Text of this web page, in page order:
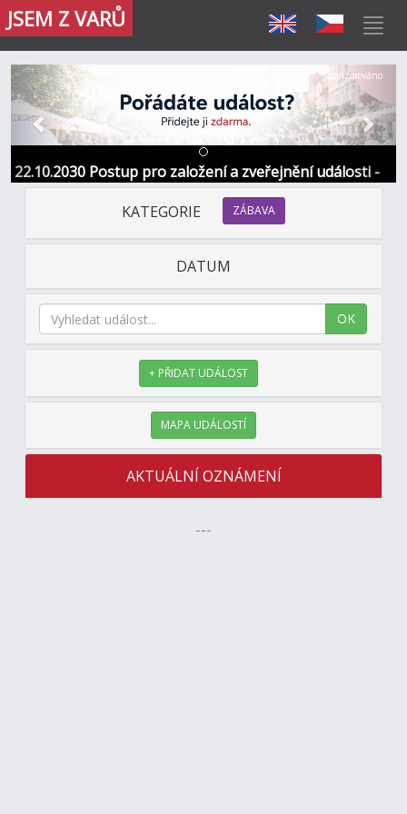
JSEM Z VARŮ
22.10.2030 Postup pro založení a zveřejnění události -
Informace / kontakt
Předchozí Další
Sponzorováno
KATEGORIE ZÁBAVA
DATUM
OK
+ PŘIDAT UDÁLOST
MAPA UDÁLOSTÍ
AKTUÁLNÍ OZNÁMENÍ
---